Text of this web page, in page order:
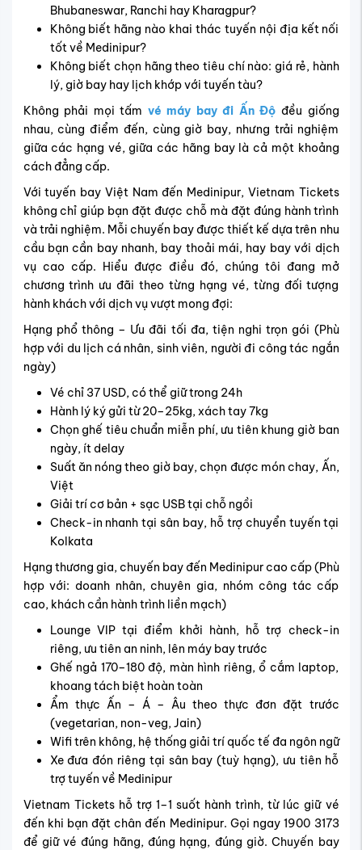
Bhubaneswar, Ranchi hay Kharagpur?
Không biết hãng nào khai thác tuyến nội địa kết nối
tốt về Medinipur?
Không biết chọn hãng theo tiêu chí nào: giá rẻ, hành
lý, giờ bay hay lịch khớp với tuyến tàu?
Không phải mọi tấm vé máy bay đi Ấn Độ đều giống
nhau, cùng điểm đến, cùng giờ bay, nhưng trải nghiệm
giữa các hạng vé, giữa các hãng bay là cả một khoảng
cách đẳng cấp.
Với tuyến bay Việt Nam đến Medinipur, Vietnam Tickets
không chỉ giúp bạn đặt được chỗ mà đặt đúng hành trình
và trải nghiệm. Mỗi chuyến bay được thiết kế dựa trên nhu
cầu bạn cần bay nhanh, bay thoải mái, hay bay với dịch
vụ cao cấp. Hiểu được điều đó, chúng tôi đang mở
chương trình ưu đãi theo từng hạng vé, từng đối tượng
hành khách với dịch vụ vượt mong đợi:
Hạng phổ thông – Ưu đãi tối đa, tiện nghi trọn gói (Phù
hợp với du lịch cá nhân, sinh viên, người đi công tác ngắn
ngày)
Vé chỉ 37 USD, có thể giữ trong 24h
Hành lý ký gửi từ 20–25kg, xách tay 7kg
Chọn ghế tiêu chuẩn miễn phí, ưu tiên khung giờ ban
ngày, ít delay
Suất ăn nóng theo giờ bay, chọn được món chay, Ấn,
Việt
Giải trí cơ bản + sạc USB tại chỗ ngồi
Check-in nhanh tại sân bay, hỗ trợ chuyển tuyến tại
Kolkata
Hạng thương gia, chuyến bay đến Medinipur cao cấp (Phù
hợp với: doanh nhân, chuyên gia, nhóm công tác cấp
cao, khách cần hành trình liền mạch)
Lounge VIP tại điểm khởi hành, hỗ trợ check-in
riêng, ưu tiên an ninh, lên máy bay trước
Ghế ngả 170–180 độ, màn hình riêng, ổ cắm laptop,
khoang tách biệt hoàn toàn
Ẩm thực Ấn – Á – Âu theo thực đơn đặt trước
(vegetarian, non-veg, Jain)
Wifi trên không, hệ thống giải trí quốc tế đa ngôn ngữ
Xe đưa đón riêng tại sân bay (tuỳ hạng), ưu tiên hỗ
trợ tuyến về Medinipur
Vietnam Tickets hỗ trợ 1–1 suốt hành trình, từ lúc giữ vé
đến khi bạn đặt chân đến Medinipur. Gọi ngay 1900 3173
để giữ vé đúng hãng, đúng hạng, đúng giờ.Chuyến bay